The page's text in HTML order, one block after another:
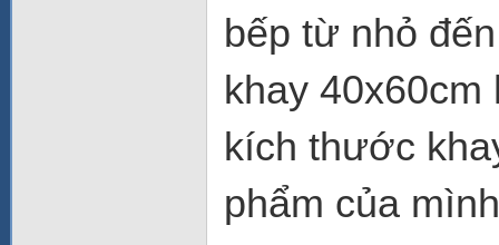
bếp từ nhỏ
khay
kích thước
phẩm của